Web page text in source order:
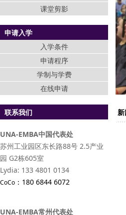
课堂剪影
申请入学
联系我们
UNA-EMBA中国代表处
苏州工业园区东长路88号 2.5产业
园 G2栋605室
Lydia: 133 4801 0134
CoCo ： 180 6844 6072
UNA-EMBA常州代表处
入学条件
申请程序
学制与学费
在线申请